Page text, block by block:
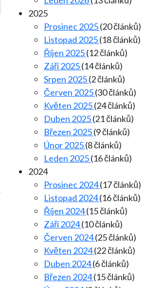
2025
Prosinec 2025(20 článků)
Listopad 2025(18 článků)
Říjen 2025(12 článků)
Září 2025(14 článků)
Srpen 2025(2 článků)
Červen 2025(30 článků)
Květen 2025(24 článků)
Duben 2025(21 článků)
Březen 2025(9 článků)
Únor 2025(8 článků)
Leden 2025(16 článků)
2024
Prosinec 2024(17 článků)
Listopad 2024(16 článků)
Říjen 2024(15 článků)
Září 2024(10 článků)
Červen 2024(25 článků)
Květen 2024(22 článků)
Duben 2024(6 článků)
Březen 2024(15 článků)